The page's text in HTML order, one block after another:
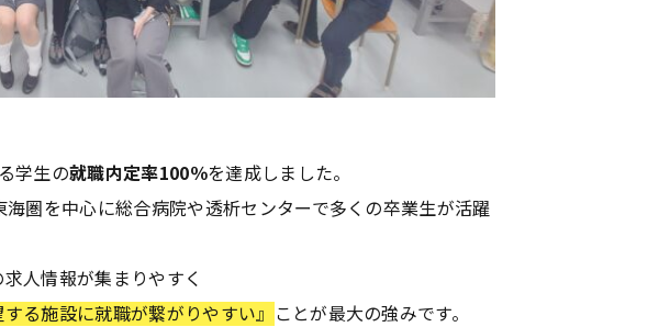
学生の就職内定率100％を達成しました。
圏を中心に総合病院や透析センターで多くの卒業生が活躍
人情報が集まりやすく
する施設に就職が繋がりやすい』 ことが最大の強みです。